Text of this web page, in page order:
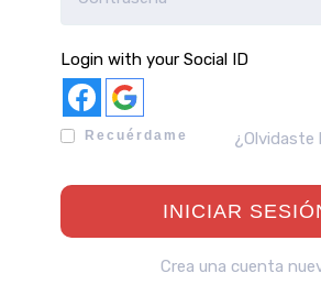
Login with your Social ID
Recuérdame ¿Olvidaste
Crea una cuenta